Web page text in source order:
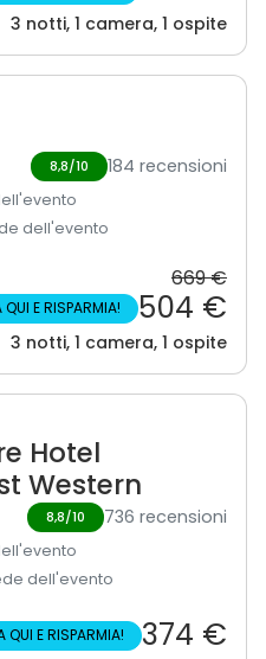
3 notti, 1 camera, 1 ospite
8,8/10 184 recensioni
dell'evento
669 €
E RISPARMIA! 504 €
3 notti, 1 camera, 1 ospite
Hotel
Western
8,8/10 736 recensioni
dell'evento
QUI E RISPARMIA! 374 €